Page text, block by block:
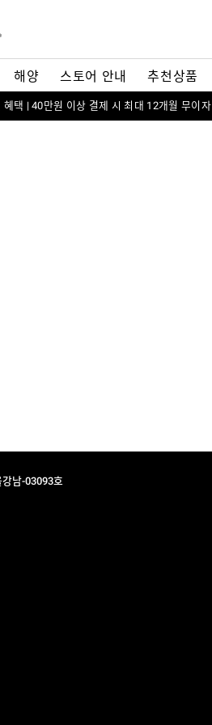
해양 스토어 안내 추천상품
택 | 40만원 이상 결제 시 최대 12개월 무이자
남-03093호